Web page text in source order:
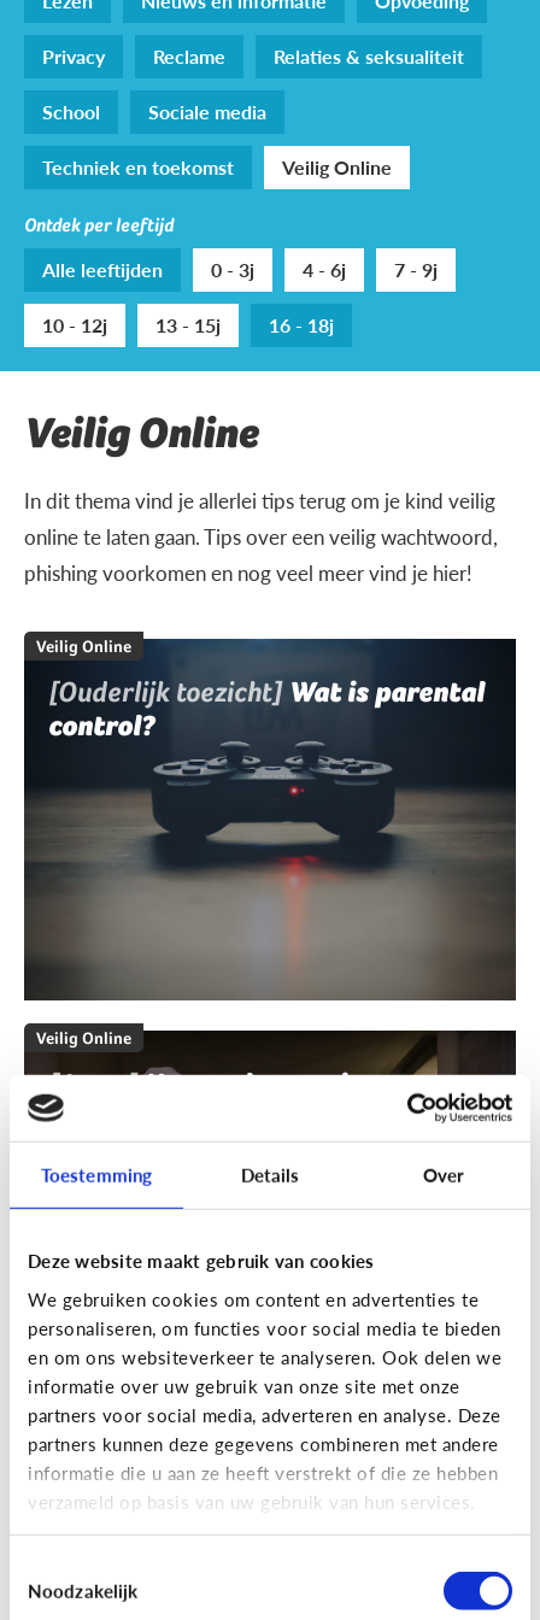
Toestemming Details Over
Deze website maakt gebruik van cookies
We gebruiken cookies om content en advertenties te
personaliseren, om functies voor social media te bieden
en om ons websiteverkeer te analyseren. Ook delen we
informatie over uw gebruik van onze site met onze
partners voor social media, adverteren en analyse. Deze
partners kunnen deze gegevens combineren met andere
informatie die u aan ze heeft verstrekt of die ze hebben
verzameld op basis van uw gebruik van hun services.
Noodzakelijk
Privacy
Reclame
Relaties & seksualiteit
School
Sociale media
Techniek en toekomst
Veilig Online
Ontdek per leeftijd
Alle leeftijden 0 - 3j 4 - 6j
7 - 9j
10 - 12j
13 - 15j 16 - 18j
Veilig Online
In dit thema vind je allerlei tips terug om je kind veilig
online te laten gaan. Tips over een veilig wachtwoord,
phishing voorkomen en nog veel meer vind je hier!
Veilig Online
[Ouderlijk toezicht] Wat is parental
control?
Veilig Online
[Actua]Hoe snel geven jongeren
hun bankkaart in ruil voor geld?
En wat zijn 'geldezels'?
[Hoe werkt het?]Locatiegegevens
delen via de smartphone